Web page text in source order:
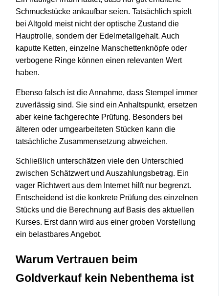
Schmuckstücke ankaufbar seien. Tatsächlich spielt
bei Altgold meist nicht der optische Zustand die
Hauptrolle, sondern der Edelmetallgehalt. Auch
kaputte Ketten, einzelne Manschettenknöpfe oder
verbogene Ringe können einen relevanten Wert
haben.
Ebenso falsch ist die Annahme, dass Stempel immer
zuverlässig sind. Sie sind ein Anhaltspunkt, ersetzen
aber keine fachgerechte Prüfung. Besonders bei
älteren oder umgearbeiteten Stücken kann die
tatsächliche Zusammensetzung abweichen.
Schließlich unterschätzen viele den Unterschied
zwischen Schätzwert und Auszahlungsbetrag. Ein
vager Richtwert aus dem Internet hilft nur begrenzt.
Entscheidend ist die konkrete Prüfung des einzelnen
Stücks und die Berechnung auf Basis des aktuellen
Kurses. Erst dann wird aus einer groben Vorstellung
ein belastbares Angebot.
Warum Vertrauen beim
Goldverkauf kein Nebenthema ist